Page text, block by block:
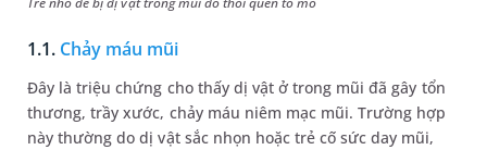
1.1. Chảy máu mũi
Đây là triệu chứng cho thấy dị vật ở trong mũi đã gây tổn
thương, trầy xước, chảy máu niêm mạc mũi. Trường hợp
này thường do dị vật sắc nhọn hoặc trẻ cố sức day mũi,